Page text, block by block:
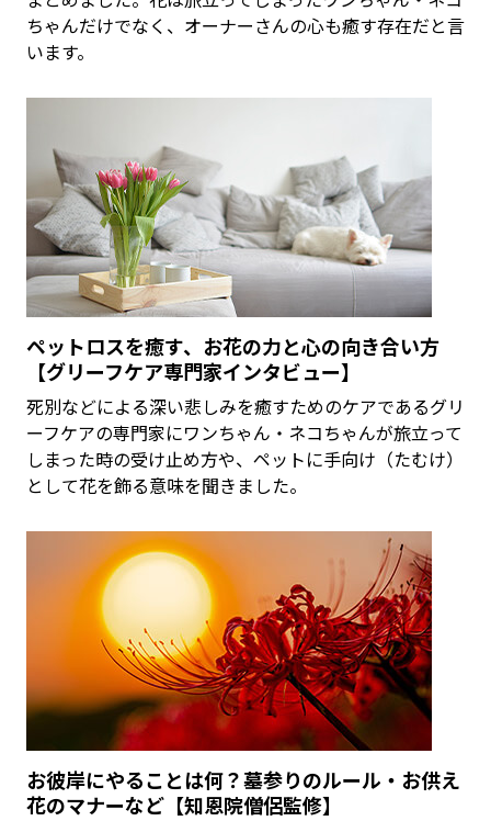
ちゃんだけでなく、オーナーさんの心も癒す存在だと言
います。
ペットロスを癒す、お花の力と心の向き合い方
【グリーフケア専門家インタビュー】
死別などによる深い悲しみを癒すためのケアであるグリ
ーフケアの専門家にワンちゃん・ネコちゃんが旅立って
しまった時の受け止め方や、ペットに手向け（たむけ）
として花を飾る意味を聞きました。
お彼岸にやることは何？墓参りのルール・お供え
花のマナーなど【知恩院僧侶監修】